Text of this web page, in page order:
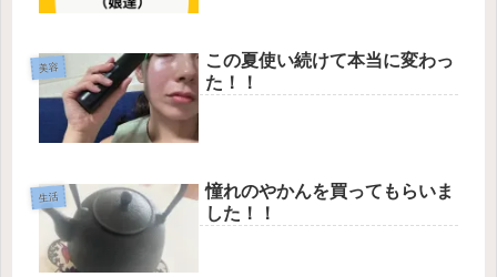
美容
この夏使い続けて本当に変わっ
た！！
生活
憧れのやかんを買ってもらいま
した！！